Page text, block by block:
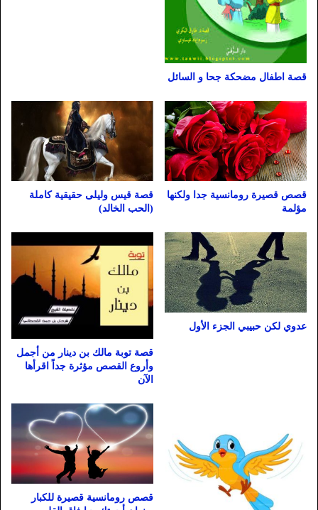
قصة اطفال مضحكة جحا و السائل
قصص قصيرة رومانسية جدا ولكنها
مؤلمة
قصة قيس وليلى حقيقية كاملة
(الحب الخالد)
عدوي لكن حبيبي الجزء الأول
قصة توبة مالك بن دينار من أجمل
وأروع القصص مؤثرة جداً اقرأها
الآن
قصص رومانسية قصيرة للكبار